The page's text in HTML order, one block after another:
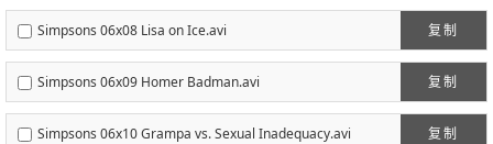
复制
Simpsons 06x08 Lisa on Ice.avi
复制
Simpsons 06x09 Homer Badman.avi
复制
Simpsons 06x10 Grampa vs. Sexual Inadequacy.avi